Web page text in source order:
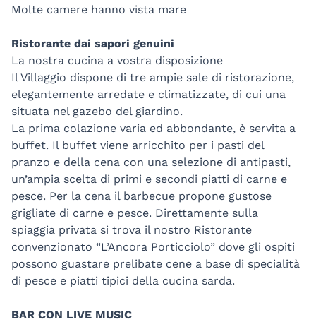
Molte camere hanno vista mare
Ristorante dai sapori genuini
La nostra cucina a vostra disposizione
Il Villaggio dispone di tre ampie sale di ristorazione,
elegantemente arredate e climatizzate, di cui una
situata nel gazebo del giardino.
La prima colazione varia ed abbondante, è servita a
buffet. Il buffet viene arricchito per i pasti del
pranzo e della cena con una selezione di antipasti,
un’ampia scelta di primi e secondi piatti di carne e
pesce. Per la cena il barbecue propone gustose
grigliate di carne e pesce. Direttamente sulla
spiaggia privata si trova il nostro Ristorante
convenzionato “L’Ancora Porticciolo” dove gli ospiti
possono guastare prelibate cene a base di specialità
di pesce e piatti tipici della cucina sarda.
BAR CON LIVE MUSIC